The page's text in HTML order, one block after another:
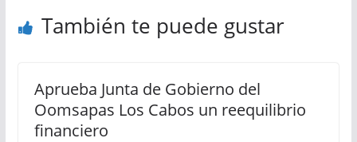
También te puede gustar
Aprueba Junta de Gobierno del
Oomsapas Los Cabos un reequilibrio
financiero